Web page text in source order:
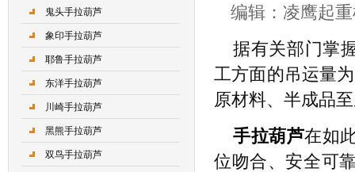
编辑：凌鹰起
据有关部门掌
工方面的吊运量
原材料、半成品
手拉葫芦在如
位吻合、安全可
鬼头手拉葫芦
象印手拉葫芦
耶鲁手拉葫芦
东洋手拉葫芦
川崎手拉葫芦
黑熊手拉葫芦
双鸟手拉葫芦